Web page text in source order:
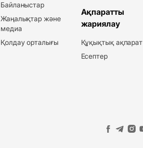
Байланыстар
Жаңалықтар және
медиа
Қолдау орталығы
Ақпаратты
жариялау
Құқықтық ақпарат
Есептер